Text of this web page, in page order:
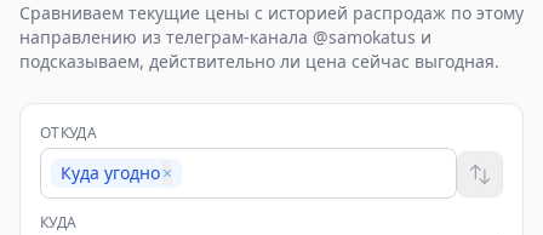
Сравниваем текущие цены с историей распродаж по этому
направлению из телеграм-канала @samokatus и
подсказываем, действительно ли цена сейчас выгодная.
ОТКУДА
Куда угодно×
КУДА